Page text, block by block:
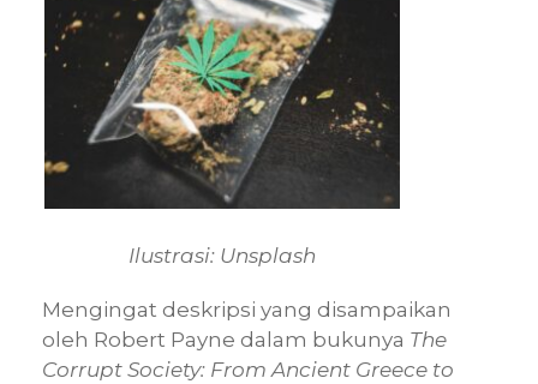
Ilustrasi: Unsplash
Mengingat deskripsi yang disampaikan
oleh Robert Payne dalam bukunya The
Corrupt Society: From Ancient Greece to